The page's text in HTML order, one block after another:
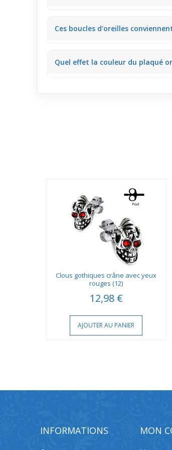
Ces boucles d'oreilles
Quel effet la couleur du plaqué
Clous gothiques crâne avec yeux
rouges (12)
12,98 €
AJOUTER AU PANIER
INFORMATIONS MON